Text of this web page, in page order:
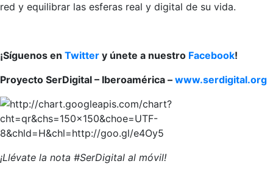
red y equilibrar las esferas real y digital de su vida.
¡Síguenos en Twitter y únete a nuestro Facebook!
Proyecto SerDigital – Iberoamérica – www.serdigital.org
¡Llévate la nota #SerDigital al móvil!